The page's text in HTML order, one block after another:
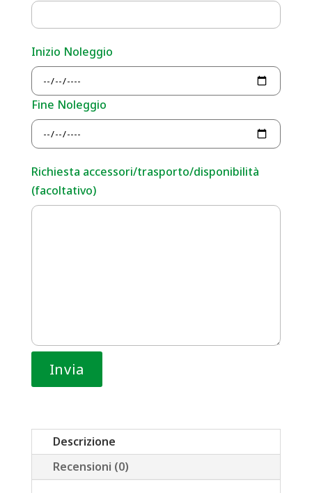
Inizio Noleggio
Fine Noleggio
Richiesta accessori/trasporto/disponibilità
(facoltativo)
Descrizione
Recensioni (0)